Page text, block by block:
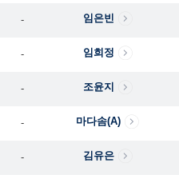
- 임은빈
- 임희정
- 조윤지
- 마다솜(A)
- 김유은